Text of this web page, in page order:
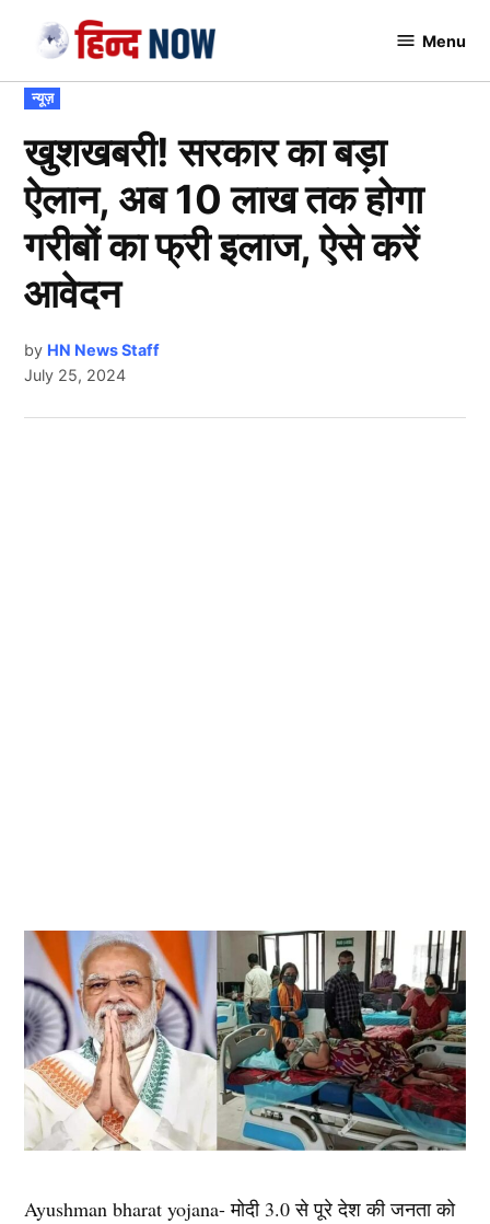
content
Menu
POSTED
IN
न्यूज़
खुशखबरी! सरकार का बड़ा
ऐलान, अब 10 लाख तक होगा
गरीबों का फ्री इलाज, ऐसे करें
आवेदन
by HN News Staff
July 25, 2024
Ayushman bharat yojana- मोदी 3.0 से पूरे देश की जनता को